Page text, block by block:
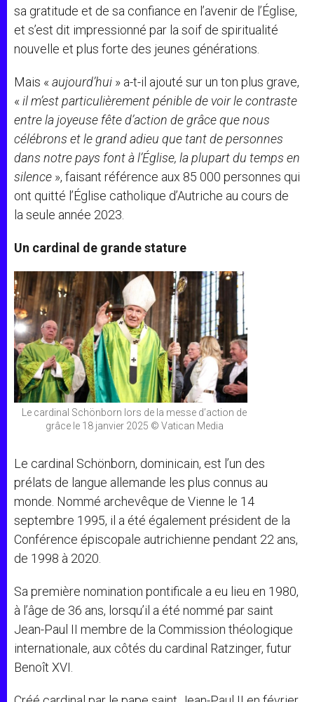
sa gratitude et de sa confiance en l’avenir de l’Église,
et s’est dit impressionné par la soif de spiritualité
nouvelle et plus forte des jeunes générations.
Mais « aujourd’hui » a-t-il ajouté sur un ton plus grave,
« il m’est particulièrement pénible de voir le contraste
entre la joyeuse fête d’action de grâce que nous
célébrons et le grand adieu que tant de personnes
dans notre pays font à l’Église, la plupart du temps en
silence », faisant référence aux 85 000 personnes qui
ont quitté l’Église catholique d’Autriche au cours de
la seule année 2023.
Un cardinal de grande stature
Le cardinal Schönborn lors de la messe d’action de
grâce le 18 janvier 2025 © Vatican Media
Le cardinal Schönborn, dominicain, est l’un des
prélats de langue allemande les plus connus au
monde. Nommé archevêque de Vienne le 14
septembre 1995, il a été également président de la
Conférence épiscopale autrichienne pendant 22 ans,
de 1998 à 2020.
Sa première nomination pontificale a eu lieu en 1980,
à l’âge de 36 ans, lorsqu’il a été nommé par saint
Jean-Paul II membre de la Commission théologique
internationale, aux côtés du cardinal Ratzinger, futur
Benoît XVI.